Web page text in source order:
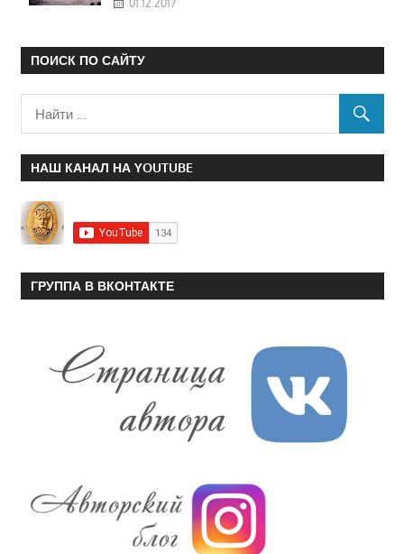
01.12.2017
ПОИСК ПО САЙТУ
НАШ КАНАЛ НА YOUTUBE
ГРУППА В ВКОНТАКТЕ